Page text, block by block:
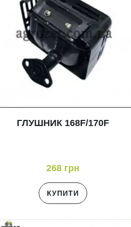
ГЛУШНИК 168F/170F
268 грн
КУПИТИ